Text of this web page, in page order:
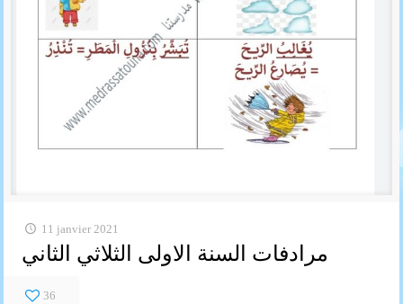
11 janvier 2021
مرادفات السنة الاولى الثلاثي الثاني
36